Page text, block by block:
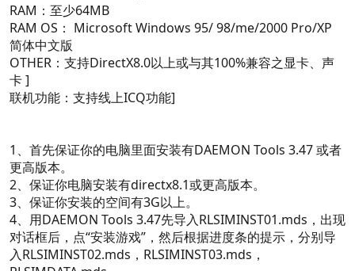
RAM：至少64MB
RAM OS： Microsoft Windows 95/ 98/me/2000 Pro/XP
简体中文版
OTHER：支持DirectX8.0以上或与其100%兼容之显卡、声
卡 ]
联机功能：支持线上ICQ功能]
1、首先保证你的电脑里面安装有DAEMON Tools 3.47 或者
更高版本。
2、保证你电脑安装有directx8.1或更高版本。
3、保证你安装的空间有3G以上。
4、用DAEMON Tools 3.47先导入RLSIMINST01.mds，出现
对话框后，点“安装游戏”，然后根据进度条的提示，分别导
入RLSIMINST02.mds，RLSIMINST03.mds，